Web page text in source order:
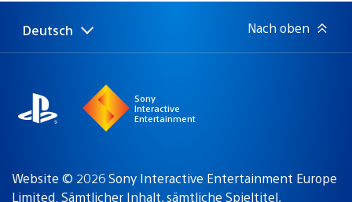
Select
Aktuelle
Deutsch Nach oben
Sony
Interactive
Entertainment
Website © 2026 Sony Interactive Entertainment Europe
Limited. Sämtlicher Inhalt, sämtliche Spieltitel,